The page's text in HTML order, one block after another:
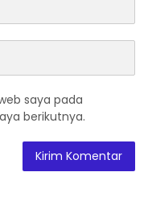
saya pada
berikutnya.